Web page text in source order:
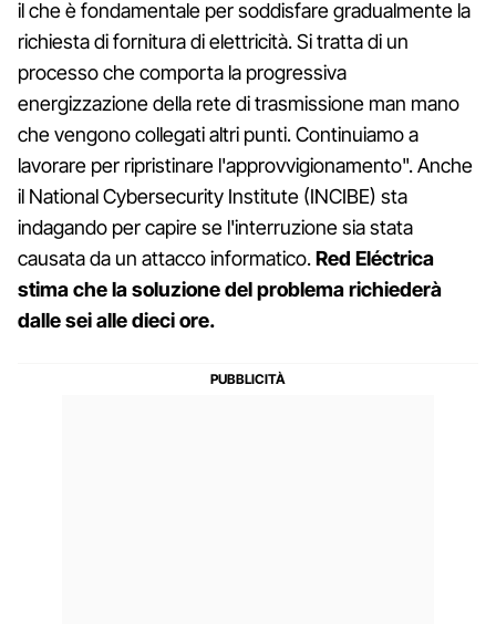
il che è fondamentale per soddisfare gradualmente la
richiesta di fornitura di elettricità. Si tratta di un
processo che comporta la progressiva
energizzazione della rete di trasmissione man mano
che vengono collegati altri punti. Continuiamo a
lavorare per ripristinare l'approvvigionamento". Anche
il National Cybersecurity Institute (INCIBE) sta
indagando per capire se l'interruzione sia stata
causata da un attacco informatico.Red Eléctrica
stima che la soluzione del problema richiederà
dalle sei alle dieci ore.